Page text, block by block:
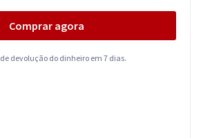
Comprar agora
devolução do dinheiro em 7 dias.